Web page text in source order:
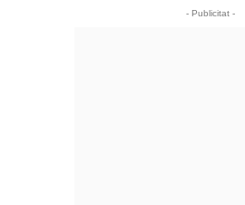
- Publicitat -